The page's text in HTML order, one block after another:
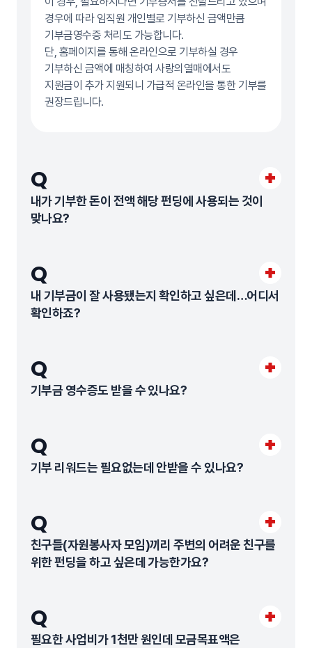
경우에 따라 임직원 개인별로 기부하신 금액만큼
기부금영수증 처리도 가능합니다.
단, 홈페이지를 통해 온라인으로 기부하실 경우
기부하신 금액에 매칭하여 사랑의열매에서도
지원금이 추가 지원되니 가급적 온라인을 통한 기부를
권장드립니다.
Q
내가 기부한 돈이 전액 해당 펀딩에 사용되는 것이
맞나요?
Q
내 기부금이 잘 사용됐는지 확인하고 싶은데…어디서
확인하죠?
Q
기부금 영수증도 받을 수 있나요?
Q
기부 리워드는 필요없는데 안받을 수 있나요?
Q
친구들(자원봉사자 모임)끼리 주변의 어려운 친구를
위한 펀딩을 하고 싶은데 가능한가요?
Q
필요한 사업비가 1천만 원인데 모금목표액은